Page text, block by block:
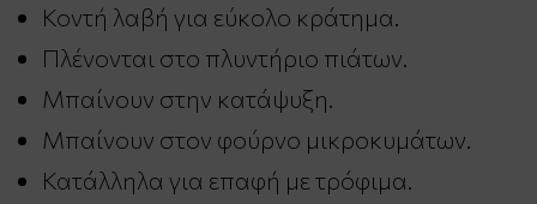
Κοντή λαβή για εύκολο κράτημα.
Πλένονται στο πλυντήριο πιάτων.
Μπαίνουν στην κατάψυξη.
Μπαίνουν στον φούρνο μικροκυμάτων.
Κατάλληλα για επαφή με τρόφιμα.